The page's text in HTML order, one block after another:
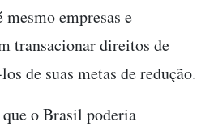
mesmo empresas e
transacionar direitos de
de suas metas de redução.
o Brasil poderia